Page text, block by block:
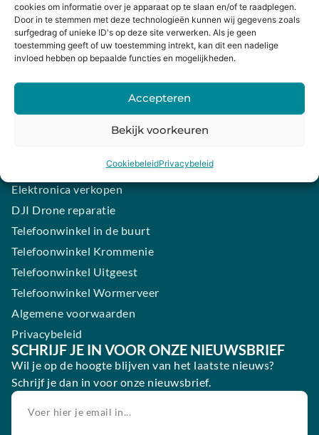
cookies om informatie over je apparaat op te slaan en/of te raadplegen.
Door in te stemmen met deze technologieën kunnen wij gegevens zoals
surfgedrag of unieke ID's op deze site verwerken. Als je geen
toestemming geeft of uw toestemming intrekt, kan dit een nadelige
invloed hebben op bepaalde functies en mogelijkheden.
Accepteren
Bekijk voorkeuren
CookiebeleidPrivacybeleid
Mijn winkelwagen
HANDIGE LINKS
Levering en retourneren
Garantie
Contact
Samsung smartphone laten maken
Elektronica verkopen
DJI Drone reparatie
Telefoonwinkel in de buurt
Telefoonwinkel Krommenie
Telefoonwinkel Uitgeest
Telefoonwinkel Wormerveer
Algemene voorwaarden
Privacybeleid
SCHRIJF JE IN VOOR ONZE NIEUWSBRIEF
Wil je op de hoogte blijven van het laatste nieuws?
Schrijf je dan in voor onze nieuwsbrief.